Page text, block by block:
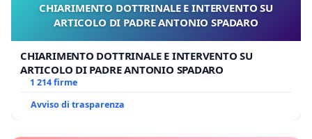
CHIARIMENTO DOTTRINALE E INTERVENTO SU
ARTICOLO DI PADRE ANTONIO SPADARO
CHIARIMENTO DOTTRINALE E INTERVENTO SU
ARTICOLO DI PADRE ANTONIO SPADARO
1 214 firme
Avviso di trasparenza